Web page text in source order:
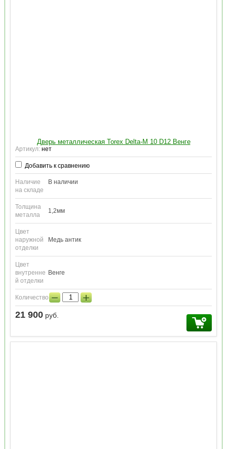
Дверь металлическая Torex Delta-M 10 D12 Венге
Артикул: нет
Добавить к сравнению
Наличие
на складе
В наличии
Толщина
металла
1,2мм
Цвет
наружной
отделки
Медь антик
Цвет
внутренне
й отделки
Венге
Количество:− +
21 900 руб.